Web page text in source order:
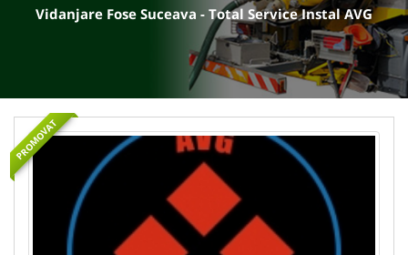
Vidanjare Fose Suceava - Total Service Instal AVG
PROMOVAT